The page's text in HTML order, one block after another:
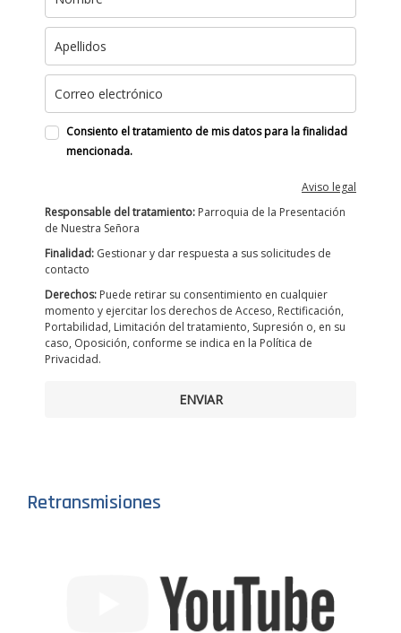
Consiento el tratamiento de mis datos para la finalidad
mencionada.
Aviso legal
Responsable del tratamiento: Parroquia de la Presentación
de Nuestra Señora
Finalidad: Gestionar y dar respuesta a sus solicitudes de
contacto
Derechos: Puede retirar su consentimiento en cualquier
momento y ejercitar los derechos de Acceso, Rectificación,
Portabilidad, Limitación del tratamiento, Supresión o, en su
caso, Oposición, conforme se indica en la Política de
Privacidad.
ENVIAR
Retransmisiones